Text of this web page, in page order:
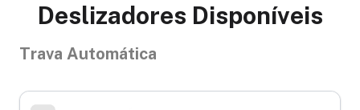
Deslizadores Disponíveis
Trava Automática